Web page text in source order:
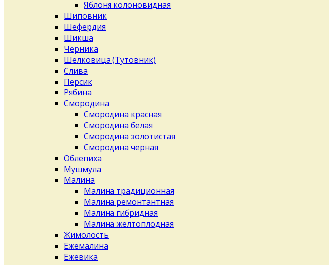
Яблоня колоновидная
Шиповник
Шефердия
Шикша
Черника
Шелковица (Тутовник)
Слива
Персик
Рябина
Смородина
Смородина красная
Смородина белая
Смородина золотистая
Смородина черная
Облепиха
Мушмула
Малина
Малина традиционная
Малина ремонтантная
Малина гибридная
Малина желтоплодная
Жимолость
Ежемалина
Ежевика